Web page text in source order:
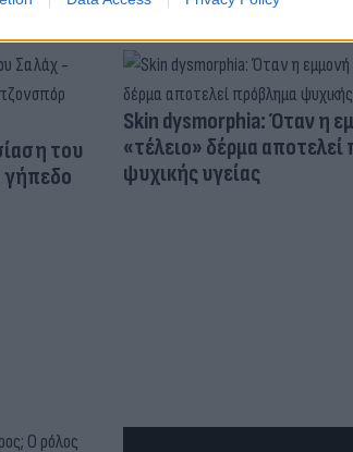
του
γήπεδο
Skin dysmorphia: Όταν η
«τέλειο» δέρμα
ψυχικής υγείας